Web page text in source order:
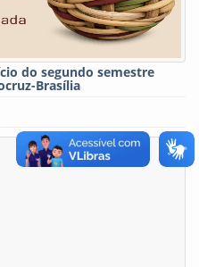
do segundo semestre
Brasília